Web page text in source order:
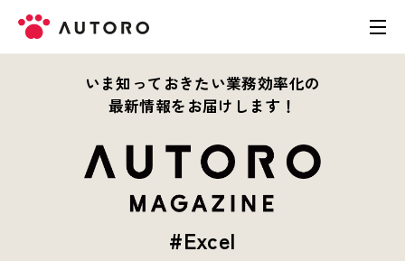
いま知っておきたい業務効率化の
最新情報をお届けします！
#Excel